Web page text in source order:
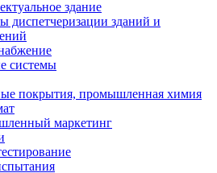
здание
диспетчеризации зданий и
системы
покрытия, промышленная химия
маркетинг